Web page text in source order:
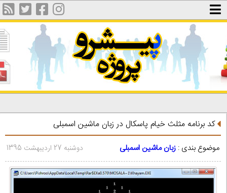
کد برنامه مثلث خیام پاسکال در زبان ماشین اسمبلی
موضوع بندی : زبان ماشین اسمبلی دوشنبه 27 اردیبهشت 1395